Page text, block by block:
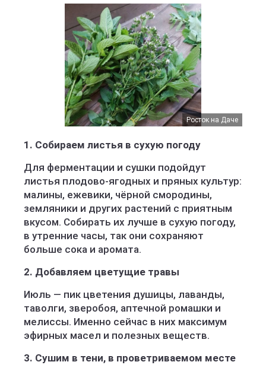
Росток на Даче
1. Собираем листья в сухую погоду
Для ферментации и сушки подойдут
листья плодово-ягодных и пряных культур:
малины, ежевики, чёрной смородины,
земляники и других растений с приятным
вкусом. Собирать их лучше в сухую погоду,
в утренние часы, так они сохраняют
больше сока и аромата.
2. Добавляем цветущие травы
Июль — пик цветения душицы, лаванды,
таволги, зверобоя, аптечной ромашки и
мелиссы. Именно сейчас в них максимум
эфирных масел и полезных веществ.
3. Сушим в тени, в проветриваемом месте